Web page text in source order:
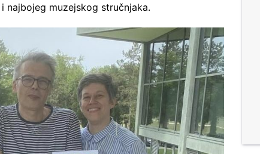
najbojeg muzejskog stručnjaka.